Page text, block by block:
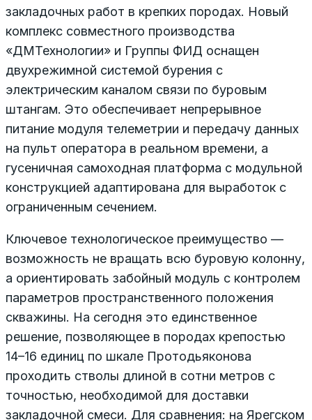
закладочных работ в крепких породах. Новый
комплекс совместного производства
«ДМТехнологии» и Группы ФИД оснащен
двухрежимной системой бурения с
электрическим каналом связи по буровым
штангам. Это обеспечивает непрерывное
питание модуля телеметрии и передачу данных
на пульт оператора в реальном времени, а
гусеничная самоходная платформа с модульной
конструкцией адаптирована для выработок с
ограниченным сечением.
Ключевое технологическое преимущество —
возможность не вращать всю буровую колонну,
а ориентировать забойный модуль с контролем
параметров пространственного положения
скважины. На сегодня это единственное
решение, позволяющее в породах крепостью
14–16 единиц по шкале Протодьяконова
проходить стволы длиной в сотни метров с
точностью, необходимой для доставки
закладочной смеси. Для сравнения: на Ярегском